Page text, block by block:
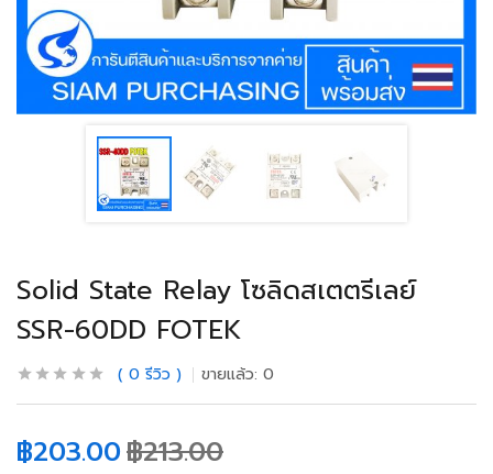
Solid State Relay โซลิดสเตตรีเลย์
SSR-60DD FOTEK
0 รีวิว ขายแล้ว: 0
฿203.00฿213.00